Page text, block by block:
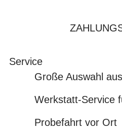
Service
Große Auswahl
Werkstatt-Service
Probefahrt vor Ort